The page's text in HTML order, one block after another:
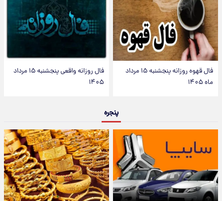
فال قهوه روزانه پنجشنبه ۱۵ مرداد
ماه ۱۴۰۵
فال روزانه واقعی پنجشنبه ۱۵ مرداد
۱۴۰۵
پنجره